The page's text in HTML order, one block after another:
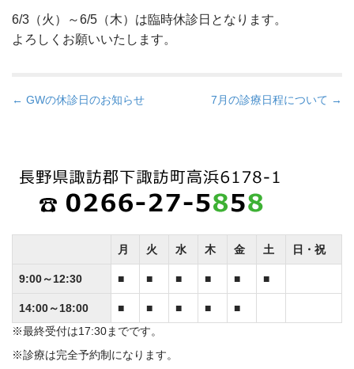
6/3（火）～6/5（木）は臨時休診日となります。
よろしくお願いいたします。
P
n
i
a
o
n
← GWの休診日のお知らせ 7月の診療日程について →
月 火 水 木 金 土 日・祝
9:00～12:30 ■ ■ ■ ■ ■ ■
14:00～18:00 ■ ■ ■ ■
■
※最終受付は17:30までです。
※診療は完全予約制になります。